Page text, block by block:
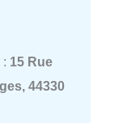
15 Rue
44330